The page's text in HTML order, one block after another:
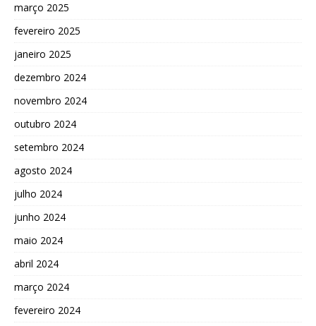
março 2025
fevereiro 2025
janeiro 2025
dezembro 2024
novembro 2024
outubro 2024
setembro 2024
agosto 2024
julho 2024
junho 2024
maio 2024
abril 2024
março 2024
fevereiro 2024